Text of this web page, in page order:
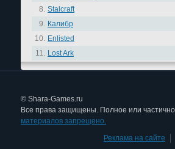
8. Stalcraft
9. Калибр
10. Enlisted
11. Lost Ark
© Shara-Games.ru
Все права защищены. Полное или
материалов запрещено.
Реклама на сайте